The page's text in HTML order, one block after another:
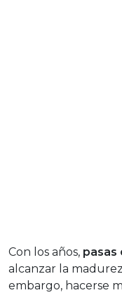
Con los años, pasas
alcanzar la
embargo, hacerse